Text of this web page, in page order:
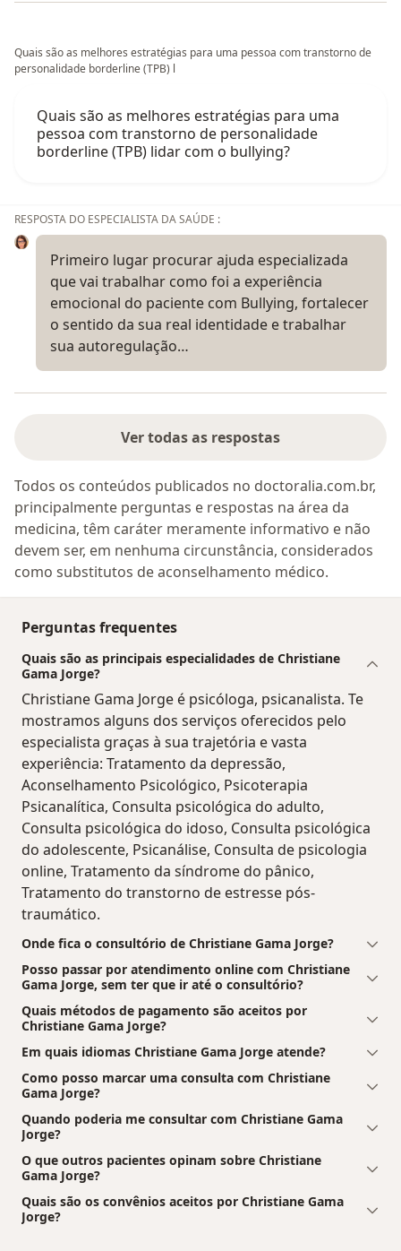
Quais são as melhores estratégias para uma pessoa com transtorno de
personalidade borderline (TPB) l
Quais são as melhores estratégias para uma
pessoa com transtorno de personalidade
borderline (TPB) lidar com o bullying?
RESPOSTA DO ESPECIALISTA DA SAÚDE :
Primeiro lugar procurar ajuda especializada
que vai trabalhar como foi a experiência
emocional do paciente com Bullying, fortalecer
o sentido da sua real identidade e trabalhar
sua autoregulação…
Ver todas as respostas
Todos os conteúdos publicados no doctoralia.com.br,
principalmente perguntas e respostas na área da
medicina, têm caráter meramente informativo e não
devem ser, em nenhuma circunstância, considerados
como substitutos de aconselhamento médico.
Perguntas frequentes
Quais são as principais especialidades de Christiane
Gama Jorge?
Christiane Gama Jorge é psicóloga, psicanalista. Te
mostramos alguns dos serviços oferecidos pelo
especialista graças à sua trajetória e vasta
experiência: Tratamento da depressão,
Aconselhamento Psicológico, Psicoterapia
Psicanalítica, Consulta psicológica do adulto,
Consulta psicológica do idoso, Consulta psicológica
do adolescente, Psicanálise, Consulta de psicologia
online, Tratamento da síndrome do pânico,
Tratamento do transtorno de estresse pós-
traumático.
Onde fica o consultório de Christiane Gama Jorge?
Posso passar por atendimento online com Christiane
Gama Jorge, sem ter que ir até o consultório?
Quais métodos de pagamento são aceitos por
Christiane Gama Jorge?
Em quais idiomas Christiane Gama Jorge atende?
Como posso marcar uma consulta com Christiane
Gama Jorge?
Quando poderia me consultar com Christiane Gama
Jorge?
O que outros pacientes opinam sobre Christiane
Gama Jorge?
Quais são os convênios aceitos por Christiane Gama
Jorge?